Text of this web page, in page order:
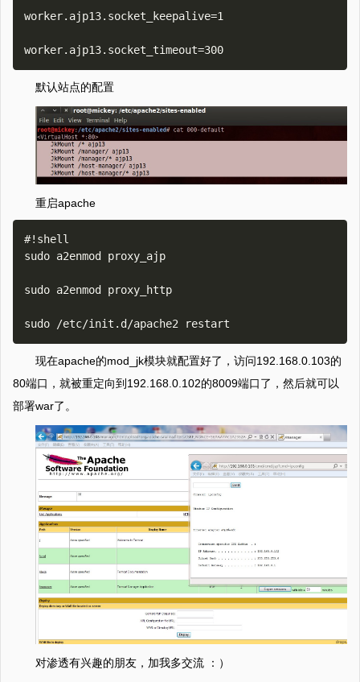
worker.ajp13.socket_keepalive=1
默认站点的配置
重启apache
#!shell
sudo a2enmod proxy_ajp
sudo a2enmod proxy_http
现在apache的mod_jk模块就配置好了，访问192.168.0.103的
80端口，就被重定向到192.168.0.102的8009端口了，然后就可以
部署war了。
对渗透有兴趣的朋友，加我多交流 ：）